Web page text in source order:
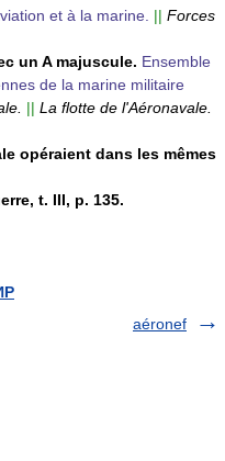
et à la marine. || Forces
un A majuscule. Ensemble
de la marine militaire
|| La flotte de l'Aéronavale.
opéraient dans les mêmes
t. III, p. 135.
aéronef